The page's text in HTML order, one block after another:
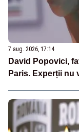
7 aug. 2026, 17:14
David Popovici,
Paris. Experții nu